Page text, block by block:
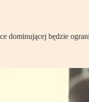
dominującej będzie